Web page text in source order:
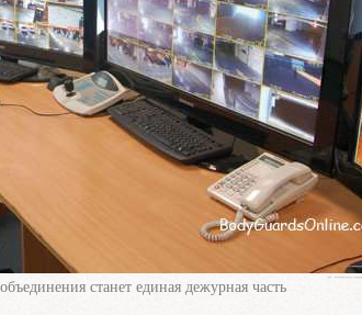
станет единая дежурная часть